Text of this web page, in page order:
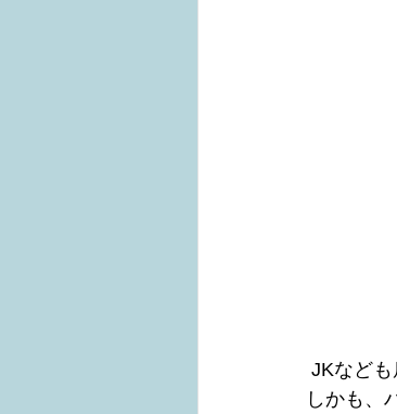
JKなども
しかも、